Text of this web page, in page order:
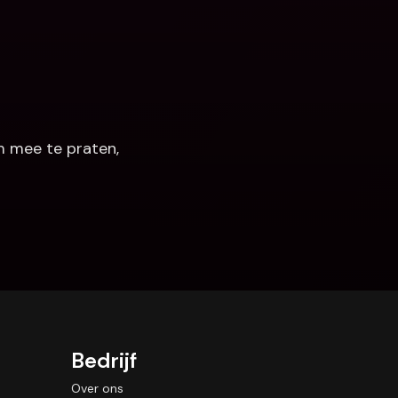
mee te praten,
Bedrijf
Over ons